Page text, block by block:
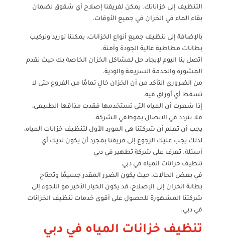
التنظيف إلى خزاناتك. يمكن لفريقنا إصلاح أي شقوق لضمان
بقاء الماء في الخزان في جميع الأوقات.
بالإضافة إلى تنظيف جميع أنواع الخزانات، يمكننا توريد وتركيب
بطانات مطاطية عالية الجودة وآمنة.
اتصل بنا اليوم لإيجاد حل لمشاكل الخزان الخاصة بك حيث نقدم
المشورة والخدمة السريعة والودية.
من الضروري التأكد من أن الخزان خالٍ تمامًا من الفروع حتى لا
تسقط أي أوراق فيه.
إذا شعرت أن المياه التي تستخدمها فقدت مذاقها الطبيعي،
فلا تتردد في الاتصال بموظفي الشركة.
يجب أن تعلم أن شركتنا هي المورد الأول لتنظيف خزانات المياه،
لذلك يجب عليك الرجوع إلى فريقنا بمجرد أن يكون لديك أي
أسئلة. تعرف على شركة تطهير في دبي
تنظيف خزانات المياه في دبي
في بعض الحالات، حيث يكون الضرر المقدر جسيمًا وتحتاج
بطانة الخزان إلى الإصلاح، قد يكون الخيار الأخير هو اللجوء إلى
شركتنا المشهورة للحصول على أقوى خدمات تنظيف الخزانات
في دبي.
تنظيف خزانات المياه في دبي